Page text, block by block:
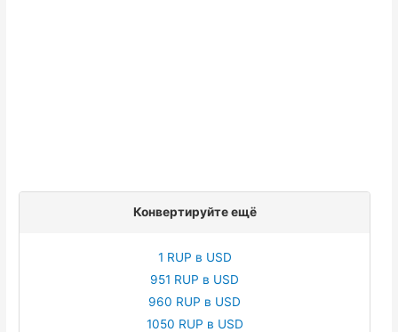
Конвертируйте ещё
1 RUP в USD
951 RUP в USD
960 RUP в USD
1050 RUP в USD